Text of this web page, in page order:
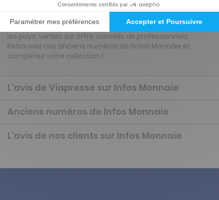
Francs, Or, Coffrets, Billets, leurs valeurs et raretés. Valeur
de ma collection en Francs, Euros, Or, Coffrets, Billets, Écus.
Résultats selon les trimestres de l’année, cotations selon
les pays, ventes sur offre, conseils de professionnels.
Retrouvez nos anciens numéros de l’Infos Monnaie et
complétez votre collection !
L'avis de Viapresse sur Infos Monnaie
Anciens numéros de Infos Monnaie
L'avis de nos clients sur Infos Monnaie